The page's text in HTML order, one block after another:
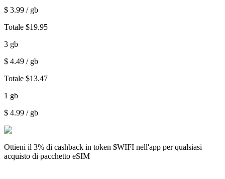
$ 3.99 / gb
Totale $19.95
3 gb
$ 4.49 / gb
Totale $13.47
1 gb
$ 4.99 / gb
Ottieni il 3% di cashback in token $WIFI nell'app per qualsiasi
acquisto di pacchetto eSIM